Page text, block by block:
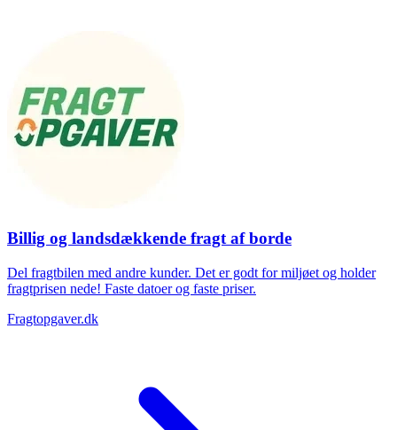
Billig og landsdækkende fragt af borde
Del fragtbilen med andre kunder. Det er godt for miljøet og holder
fragtprisen nede! Faste datoer og faste priser.
Fragtopgaver.dk